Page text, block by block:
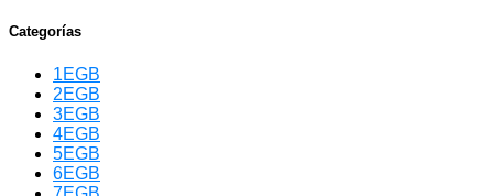
Categorías
1EGB
2EGB
3EGB
4EGB
5EGB
6EGB